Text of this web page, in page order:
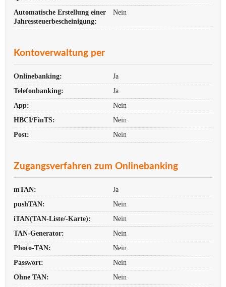
Automatische Erstellung einer
Jahres­steuer­bescheinigung:
Nein
Kontoverwaltung per
Onlinebanking:
Ja
Telefonbanking:
Ja
App:
Nein
HBCI/FinTS:
Nein
Post:
Nein
Zugangsverfahren zum Onlinebanking
mTAN:
Ja
pushTAN:
Nein
iTAN(TAN-Liste/-Karte):
Nein
TAN-Generator:
Nein
Photo-TAN:
Nein
Passwort:
Nein
Ohne TAN:
Nein